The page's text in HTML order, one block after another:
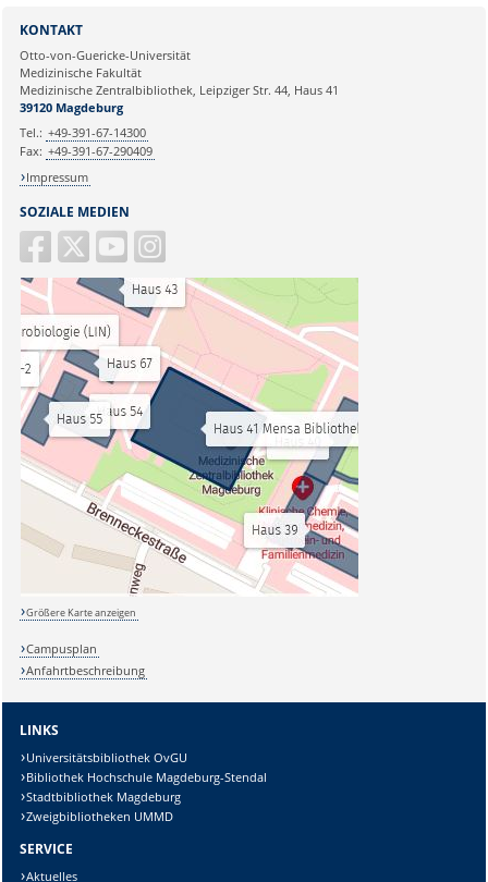
SOZIALE MEDIEN
KONTAKT
Otto-von-Guericke-Universität
Medizinische Fakultät
Medizinische Zentralbibliothek, Leipziger Str. 44, Haus 41
39120 Magdeburg
Tel.: +49-391-67-14300
Fax: +49-391-67-290409
Impressum
Größere Karte anzeigen
Campusplan
Anfahrtbeschreibung
LINKS
Universitätsbibliothek OvGU
Bibliothek Hochschule Magdeburg-Stendal
Stadtbibliothek Magdeburg
Zweigbibliotheken UMMD
SERVICE
Aktuelles